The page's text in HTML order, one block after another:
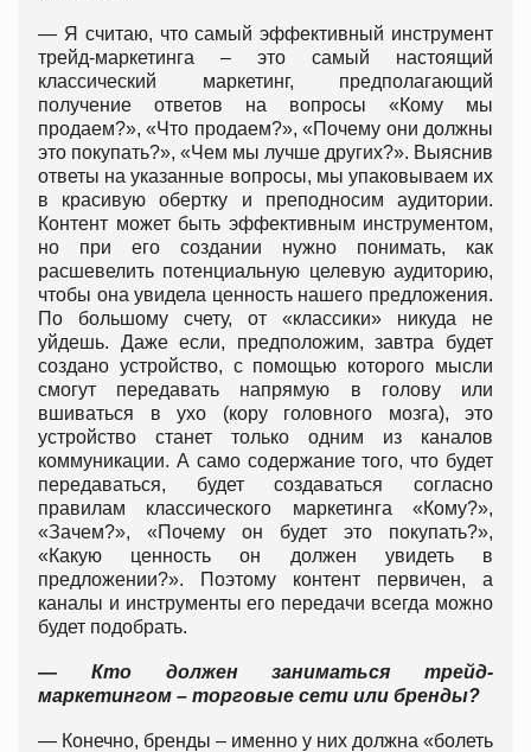
— Я считаю, что самый эффективный инструмент
трейд-маркетинга – это самый настоящий
классический маркетинг, предполагающий
получение ответов на вопросы «Кому мы
продаем?», «Что продаем?», «Почему они должны
это покупать?», «Чем мы лучше других?». Выяснив
ответы на указанные вопросы, мы упаковываем их
в красивую обертку и преподносим аудитории.
Контент может быть эффективным инструментом,
но при его создании нужно понимать, как
расшевелить потенциальную целевую аудиторию,
чтобы она увидела ценность нашего предложения.
По большому счету, от «классики» никуда не
уйдешь. Даже если, предположим, завтра будет
создано устройство, с помощью которого мысли
смогут передавать напрямую в голову или
вшиваться в ухо (кору головного мозга), это
устройство станет только одним из каналов
коммуникации. А само содержание того, что будет
передаваться, будет создаваться согласно
правилам классического маркетинга «Кому?»,
«Зачем?», «Почему он будет это покупать?»,
«Какую ценность он должен увидеть в
предложении?». Поэтому контент первичен, а
каналы и инструменты его передачи всегда можно
будет подобрать.
— Кто должен заниматься трейд-
маркетингом – торговые сети или бренды?
— Конечно, бренды – именно у них должна «болеть